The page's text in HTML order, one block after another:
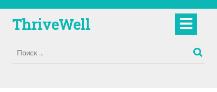
содержимому
ThriveWell